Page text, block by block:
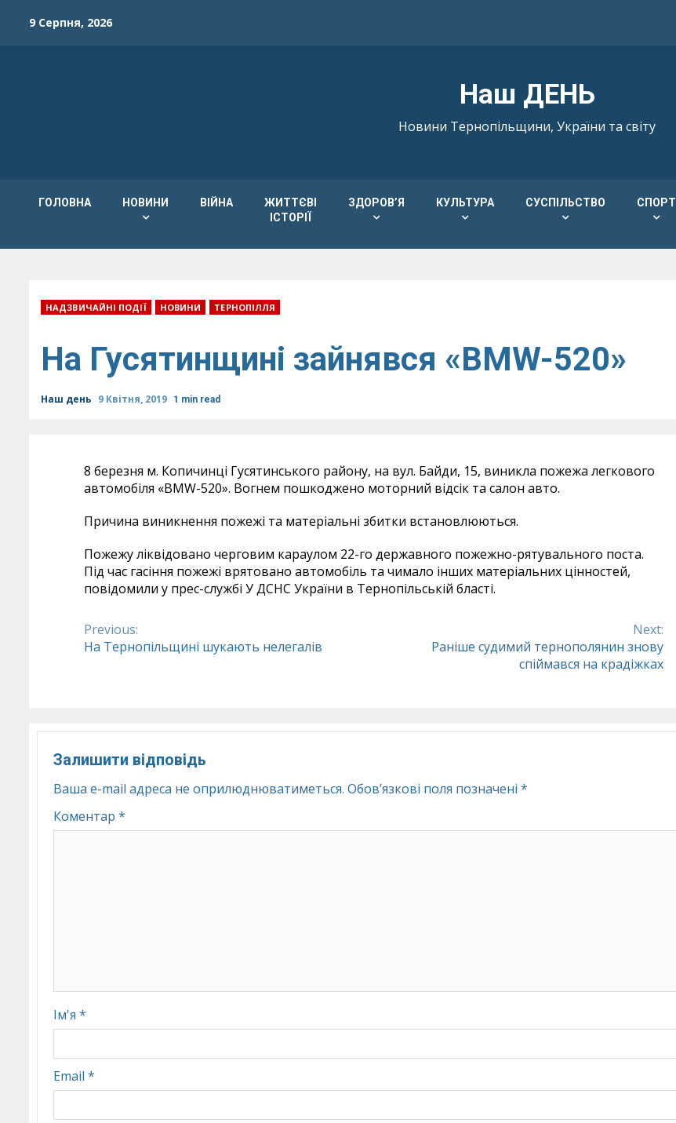
9 Серпня, 2026
Наш ДЕНЬ
Новини Тернопільщини, України та світу
ГОЛОВНА НОВИНИ ВІЙНА
ЖИТТЄВІ
ІСТОРІЇ
ЗДОРОВ’Я КУЛЬТУРА СУСПІЛЬСТВО СПОРТ
НАДЗВИЧАЙНІ ПОДІЇ НОВИНИ ТЕРНОПІЛЛЯ
На Гусятинщині зайнявся «BMW-520»
Наш день 9 Квітня, 2019 1 min read
8 березня м. Копичинці Гусятинського району, на вул. Байди, 15, виникла пожежа легкового
автомобіля «BMW-520». Вогнем пошкоджено моторний відсік та салон авто.
Причина виникнення пожежі та матеріальні збитки встановлюються.
Пожежу ліквідовано черговим караулом 22-го державного пожежно-рятувального поста.
Під час гасіння пожежі врятовано автомобіль та чимало інших матеріальних цінностей,
повідомили у прес-службі У ДСНС України в Тернопільській бласті.
Continue
Previous:
На Тернопільщині шукають нелегалів
Next:
Раніше судимий тернополянин знову
спіймався на крадіжках
Залишити відповідь
Ваша e-mail адреса не оприлюднюватиметься. Обов’язкові поля позначені *
Коментар *
Ім'я *
Email *